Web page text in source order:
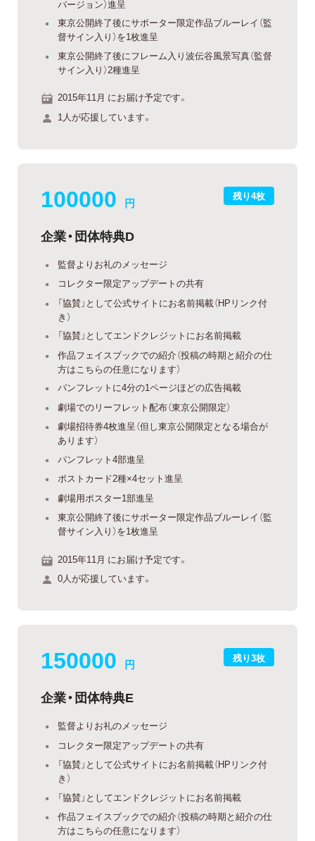
バージョン）進呈
東京公開終了後にサポーター限定作品ブルーレイ（監
督サイン入り）を1枚進呈
東京公開終了後にフレーム入り波伝谷風景写真（監督
サイン入り）2種進呈
2015年11月 にお届け予定です。
1人が応援しています。
残り4枚
100000 円
企業・団体特典D
監督よりお礼のメッセージ
コレクター限定アップデートの共有
「協賛」として公式サイトにお名前掲載（HPリンク付
き）
「協賛」としてエンドクレジットにお名前掲載
作品フェイスブックでの紹介（投稿の時期と紹介の仕
方はこちらの任意になります）
パンフレットに4分の1ページほどの広告掲載
劇場でのリーフレット配布（東京公開限定）
劇場招待券4枚進呈（但し東京公開限定となる場合が
あります）
パンフレット4部進呈
ポストカード2種×4セット進呈
劇場用ポスター1部進呈
東京公開終了後にサポーター限定作品ブルーレイ（監
督サイン入り）を1枚進呈
2015年11月 にお届け予定です。
0人が応援しています。
残り3枚
150000 円
企業・団体特典E
監督よりお礼のメッセージ
コレクター限定アップデートの共有
「協賛」として公式サイトにお名前掲載（HPリンク付
き）
「協賛」としてエンドクレジットにお名前掲載
作品フェイスブックでの紹介（投稿の時期と紹介の仕
方はこちらの任意になります）